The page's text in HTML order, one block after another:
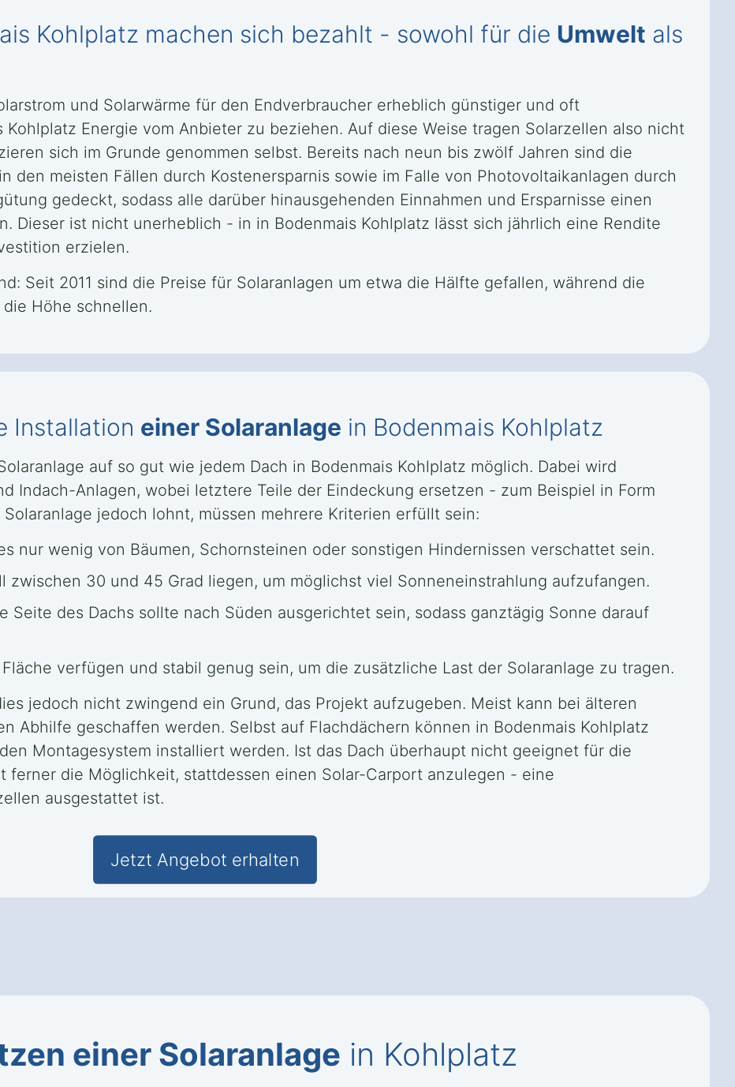
Kohlplatz machen sich bezahlt - sowohl für die Umwelt als
und Solarwärme für den Endverbraucher erheblich günstiger und oft
Energie vom Anbieter zu beziehen. Auf diese Weise tragen Solarzellen also nicht
sich im Grunde genommen selbst. Bereits nach neun bis zwölf Jahren sind die
den meisten Fällen durch Kostenersparnis sowie im Falle von Photovoltaikanlagen durch
gedeckt, sodass alle darüber hinausgehenden Einnahmen und Ersparnisse einen
Dieser ist nicht unerheblich - in in Bodenmais Kohlplatz lässt sich jährlich eine Rendite
erzielen.
Seit 2011 sind die Preise für Solaranlagen um etwa die Hälfte gefallen, während die
Höhe schnellen.
Installation einer Solaranlage in Bodenmais Kohlplatz
auf so gut wie jedem Dach in Bodenmais Kohlplatz möglich. Dabei wird
Indach-Anlagen, wobei letztere Teile der Eindeckung ersetzen - zum Beispiel in Form
jedoch lohnt, müssen mehrere Kriterien erfüllt sein:
nur wenig von Bäumen, Schornsteinen oder sonstigen Hindernissen verschattet sein.
zwischen 30 und 45 Grad liegen, um möglichst viel Sonneneinstrahlung aufzufangen.
Seite des Dachs sollte nach Süden ausgerichtet sein, sodass ganztägig Sonne darauf
verfügen und stabil genug sein, um die zusätzliche Last der Solaranlage zu tragen.
jedoch nicht zwingend ein Grund, das Projekt aufzugeben. Meist kann bei älteren
Abhilfe geschaffen werden. Selbst auf Flachdächern können in Bodenmais Kohlplatz
Montagesystem installiert werden. Ist das Dach überhaupt nicht geeignet für die
ferner die Möglichkeit, stattdessen einen Solar-Carport anzulegen - eine
ausgestattet ist.
Jetzt Angebot erhalten
einer Solaranlage in Kohlplatz